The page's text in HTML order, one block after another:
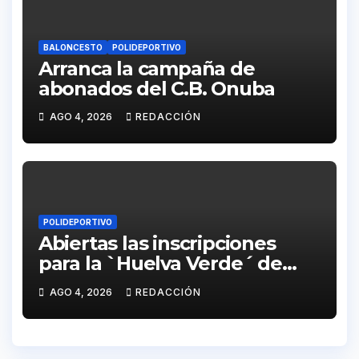
BALONCESTO POLIDEPORTIVO
Arranca la campaña de
abonados del C.B. Onuba
AGO 4, 2026 REDACCIÓN
POLIDEPORTIVO
Abiertas las inscripciones
para la `Huelva Verde´ de
Onúpolis
AGO 4, 2026 REDACCIÓN